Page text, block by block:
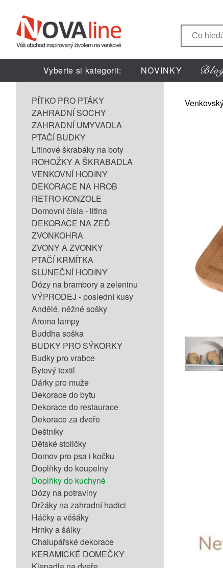
Vyberte si kategorii: NOVINKY
PÍTKO PRO PTÁKY
ZAHRADNÍ SOCHY
ZAHRADNÍ UMYVADLA
PTAČÍ BUDKY
Litinové škrabáky na boty
ROHOŽKY A ŠKRABADLA
VENKOVNÍ HODINY
DEKORACE NA HROB
RETRO KONZOLE
Domovní čísla - litina
DEKORACE NA ZEĎ
ZVONKOHRA
ZVONY A ZVONKY
PTAČÍ KRMÍTKA
SLUNEČNÍ HODINY
Dózy na brambory a zeleninu
VÝPRODEJ - poslední kusy
Andělé, něžné sošky
Aroma lampy
Buddha soška
BUDKY PRO SÝKORKY
Budky pro vrabce
Bytový textil
Dárky pro muže
Dekorace do bytu
Dekorace do restaurace
Dekorace za dveře
Deštníky
Dětské stoličky
Domov pro psa i kočku
Doplňky do koupelny
Doplňky do kuchyně
Dózy na potraviny
Držáky na zahradní hadici
Háčky a věšáky
Hrnky a šálky
Chalupářské dekorace
KERAMICKÉ DOMEČKY